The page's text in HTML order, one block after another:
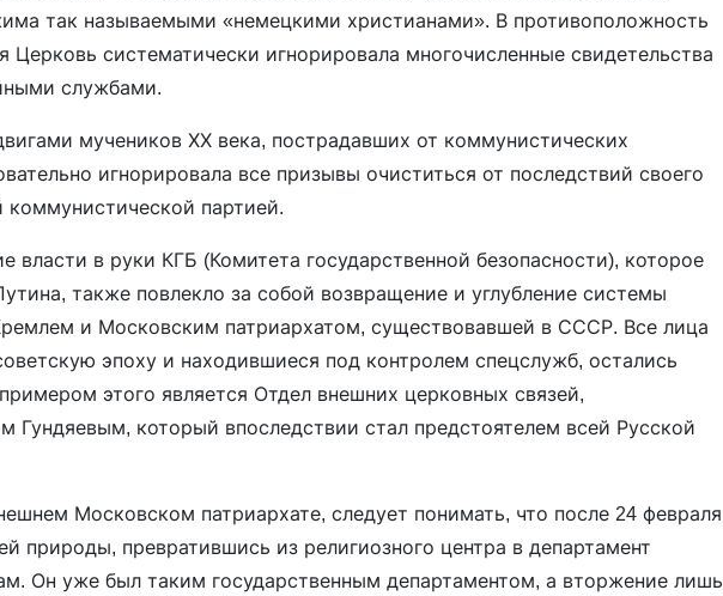
так называемыми «немецкими христианами». В противоположность
Церковь систематически игнорировала многочисленные свидетельства
службами.
мучеников ХХ века, пострадавших от коммунистических
игнорировала все призывы очиститься от последствий своего
коммунистической партией.
власти в руки КГБ (Комитета государственной безопасности), которое
также повлекло за собой возвращение и углубление системы
и Московским патриархатом, существовавшей в СССР. Все лица
эпоху и находившиеся под контролем спецслужб, остались
этого является Отдел внешних церковных связей,
Гундяевым, который впоследствии стал предстоятелем всей Русской
Московском патриархате, следует понимать, что после 24 февраля
природы, превратившись из религиозного центра в департамент
Он уже был таким государственным департаментом, а вторжение лишь